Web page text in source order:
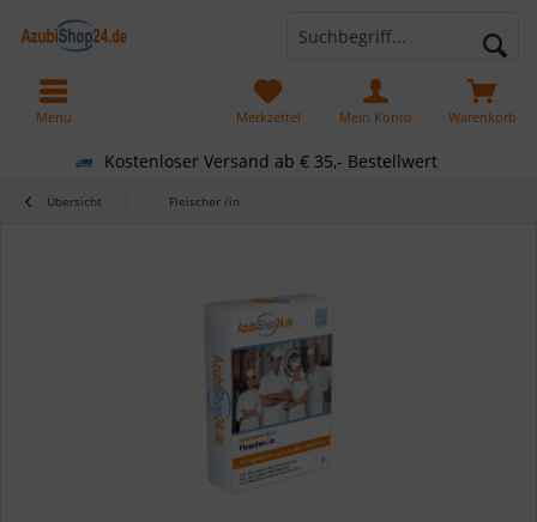
Kostenloser Versand ab € 35,- Bestellwert
Warenkorb
Merkzettel Mein Konto
Menü
Übersicht Fleischer /in